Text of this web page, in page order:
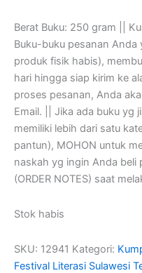
Berat Buku: 250 gram ||
Buku-buku pesanan
produk fisik habis),
hari hingga siap kirim ke
proses pesanan, Anda
Email. || Jika ada buku yg
memiliki lebih dari satu
pantun), MOHON untuk
naskah yg ingin Anda beli
(ORDER NOTES) saat
Stok habis
SKU: 12941 Kategori:
Festival Literasi Sulawesi